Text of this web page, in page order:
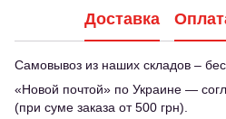
Доставка
Самовывоз из наших складов –
«Новой почтой» по Украине —
(при суме заказа от 500 грн).